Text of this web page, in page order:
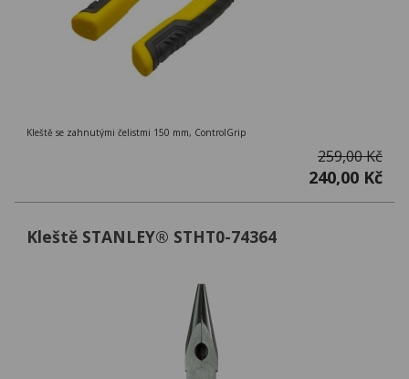
Kleště se zahnutými čelistmi 150 mm, ControlGrip
259,00 Kč
240,00 Kč
Kleště STANLEY® STHT0-74364